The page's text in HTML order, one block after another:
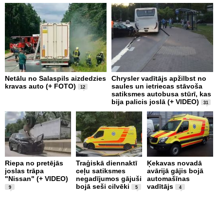
Netālu no Salaspils aizdedzies
kravas auto (+ FOTO)
12
Chrysler vadītājs apžilbst no
saules un ietriecas stāvoša
satiksmes autobusa stūrī, kas
bija palicis joslā (+ VIDEO)
31
Riepa no pretējās
joslas trāpa
"Nissan" (+ VIDEO)
9
Traģiskā diennaktī
ceļu satiksmes
negadījumos gājuši
bojā seši cilvēki
5
Ķekavas novadā
avārijā gājis bojā
automašīnas
vadītājs
4